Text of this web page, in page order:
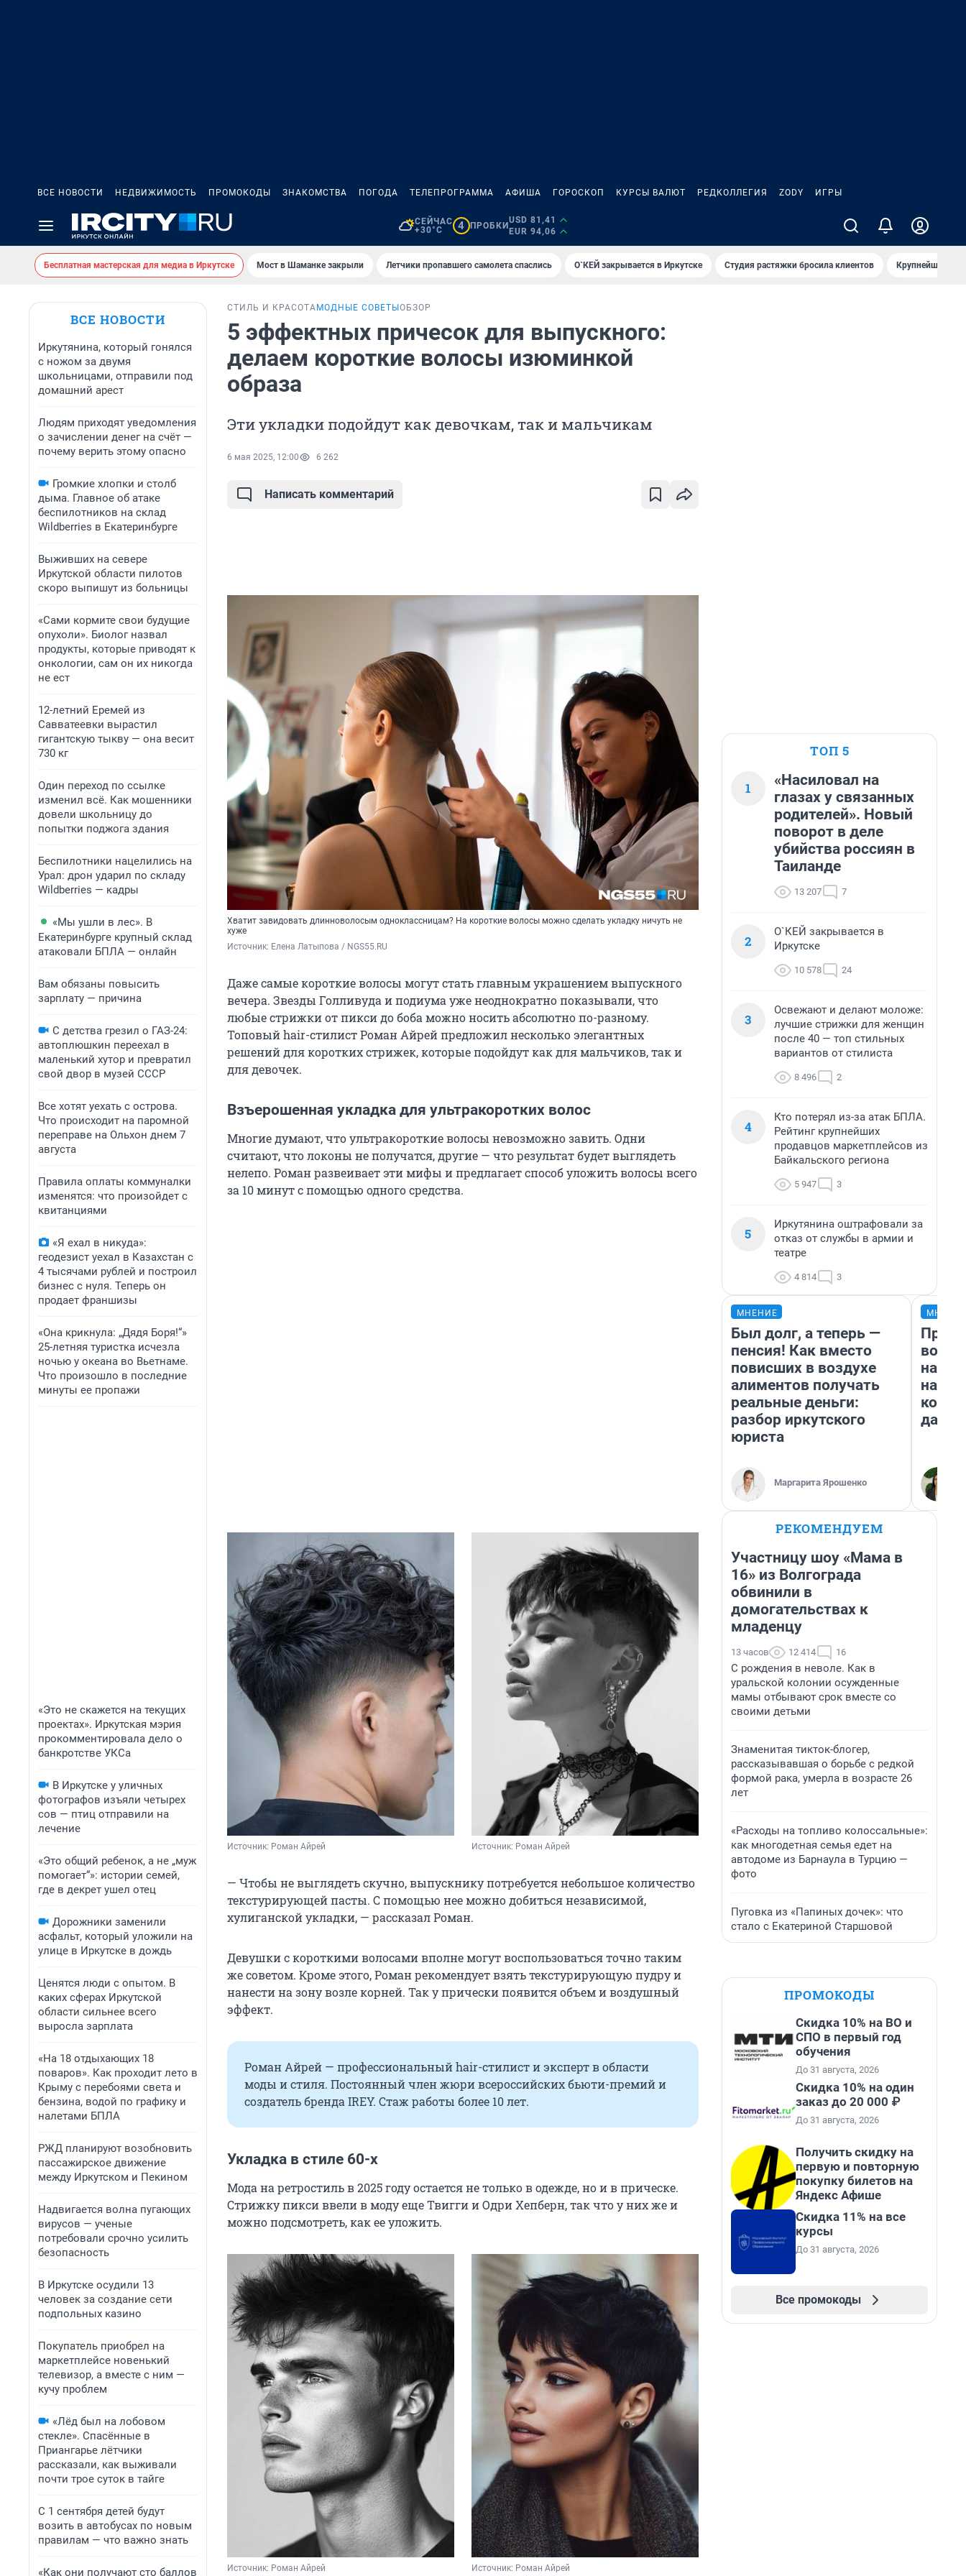
ВСЕ НОВОСТИ НЕДВИЖИМОСТЬ ПРОМОКОДЫ ЗНАКОМСТВА ПОГОДА ТЕЛЕПРОГРАММА АФИША ГОРОСКОП КУРСЫ ВАЛЮТ РЕДКОЛЛЕГИЯ ZODY ИГРЫ
СЕЙЧАС
+30°C
4 ПРОБКИ
USD 81,41
EUR 94,06
Бесплатная мастерская для медиа в Иркутске Мост в Шаманке закрыли Летчики пропавшего самолета спаслись О`КЕЙ закрывается в Иркутске Студия растяжки бросила клиентов Крупнейшие
ВСЕ НОВОСТИ
Иркутянина, который гонялся
с ножом за двумя
школьницами, отправили под
домашний арест
Людям приходят уведомления
о зачислении денег на счёт —
почему верить этому опасно
Громкие хлопки и столб
дыма. Главное об атаке
беспилотников на склад
Wildberries в Екатеринбурге
Выживших на севере
Иркутской области пилотов
скоро выпишут из больницы
«Сами кормите свои будущие
опухоли». Биолог назвал
продукты, которые приводят к
онкологии, сам он их никогда
не ест
12-летний Еремей из
Савватеевки вырастил
гигантскую тыкву — она весит
730 кг
Один переход по ссылке
изменил всё. Как мошенники
довели школьницу до
попытки поджога здания
Беспилотники нацелились на
Урал: дрон ударил по складу
Wildberries — кадры
«Мы ушли в лес». В
Екатеринбурге крупный склад
атаковали БПЛА — онлайн
Вам обязаны повысить
зарплату — причина
С детства грезил о ГАЗ-24:
автоплюшкин переехал в
маленький хутор и превратил
свой двор в музей СССР
Все хотят уехать с острова.
Что происходит на паромной
переправе на Ольхон днем 7
августа
Правила оплаты коммуналки
изменятся: что произойдет с
квитанциями
«Я ехал в никуда»:
геодезист уехал в Казахстан с
4 тысячами рублей и построил
бизнес с нуля. Теперь он
продает франшизы
«Она крикнула: „Дядя Боря!“»
25-летняя туристка исчезла
ночью у океана во Вьетнаме.
Что произошло в последние
минуты ее пропажи
«Это не скажется на текущих
проектах». Иркутская мэрия
прокомментировала дело о
банкротстве УКСа
В Иркутске у уличных
фотографов изъяли четырех
сов — птиц отправили на
лечение
«Это общий ребенок, а не „муж
помогает“»: истории семей,
где в декрет ушел отец
Дорожники заменили
асфальт, который уложили на
улице в Иркутске в дождь
Ценятся люди с опытом. В
каких сферах Иркутской
области сильнее всего
выросла зарплата
«На 18 отдыхающих 18
поваров». Как проходит лето в
Крыму с перебоями света и
бензина, водой по графику и
налетами БПЛА
РЖД планируют возобновить
пассажирское движение
между Иркутском и Пекином
Надвигается волна пугающих
вирусов — ученые
потребовали срочно усилить
безопасность
В Иркутске осудили 13
человек за создание сети
подпольных казино
Покупатель приобрел на
маркетплейсе новенький
телевизор, а вместе с ним —
кучу проблем
«Лёд был на лобовом
стекле». Спасённые в
Приангарье лётчики
рассказали, как выживали
почти трое суток в тайге
С 1 сентября детей будут
возить в автобусах по новым
правилам — что важно знать
«Как они получают сто баллов
СТИЛЬ И КРАСОТА МОДНЫЕ СОВЕТЫ ОБЗОР
5 эффектных причесок для выпускного:
делаем короткие волосы изюминкой
образа
Эти укладки подойдут как девочкам, так и мальчикам
6 мая 2025, 12:00 6 262
Написать комментарий
Хватит завидовать длинноволосым одноклассницам? На короткие волосы можно сделать укладку ничуть не
хуже
Источник: Елена Латыпова / NGS55.RU
Даже самые короткие волосы могут стать главным украшением выпускного
вечера. Звезды Голливуда и подиума уже неоднократно показывали, что
любые стрижки от пикси до боба можно носить абсолютно по-разному.
Топовый hair-стилист Роман Айрей предложил несколько элегантных
решений для коротких стрижек, которые подойдут как для мальчиков, так и
для девочек.
Взъерошенная укладка для ультракоротких волос
Многие думают, что ультракороткие волосы невозможно завить. Одни
считают, что локоны не получатся, другие — что результат будет выглядеть
нелепо. Роман развеивает эти мифы и предлагает способ уложить волосы всего
за 10 минутс помощью одного средства.
Источник: Роман Айрей Источник: Роман Айрей
— Чтобы не выглядеть скучно, выпускнику потребуется небольшое количество
текстурирующей пасты. С помощью нее можно добиться независимой,
хулиганской укладки, — рассказал Роман.
Девушки с короткими волосами вполне могут воспользоваться точно таким
же советом. Кроме этого, Роман рекомендует взять текстурирующую пудру и
нанести на зону возле корней. Так у прически появится объем и воздушный
эффект.
Роман Айрей — профессиональный hair-стилист и эксперт в области
моды и стиля. Постоянный член жюри всероссийских бьюти-премий и
создатель бренда IREY. Стаж работы более 10 лет.
Укладка в стиле 60-х
Мода на ретростиль в 2025 году остается не только в одежде, но и в прическе.
Стрижку пикси ввели в моду еще Твигги и Одри Хепберн, так что у них же и
можно подсмотреть, как ее уложить.
Источник: Роман Айрей Источник: Роман Айрей
ТОП 5
1
«Насиловал на
глазах у связанных
родителей». Новый
поворот в деле
убийства россиян в
Таиланде
13 207 7
2
О`КЕЙ закрывается в
Иркутске
10 578 24
3
Освежают и делают моложе:
лучшие стрижки для женщин
после 40 — топ стильных
вариантов от стилиста
8 496 2
4
Кто потерял из-за атак БПЛА.
Рейтинг крупнейших
продавцов маркетплейсов из
Байкальского региона
5 947 3
5
Иркутянина оштрафовали за
отказ от службы в армии и
театре
4 814 3
МНЕНИЕ
Был долг, а теперь —
пенсия! Как вместо
повисших в воздухе
алиментов получать
реальные деньги:
разбор иркутского
юриста
Маргарита Ярошенко
нам
даже
РЕКОМЕНДУЕМ
Участницу шоу «Мама в
16» из Волгограда
обвинили в
домогательствах к
младенцу
13 часов 12 414 16
С рождения в неволе. Как в
уральской колонии осужденные
мамы отбывают срок вместе со
своими детьми
Знаменитая тикток-блогер,
рассказывавшая о борьбе с редкой
формой рака, умерла в возрасте 26
лет
«Расходы на топливо колоссальные»:
как многодетная семья едет на
автодоме из Барнаула в Турцию —
фото
Пуговка из «Папиных дочек»: что
стало с Екатериной Старшовой
ПРОМОКОДЫ
Скидка 10% на ВО и
СПО в первый год
обучения
До 31 августа, 2026
Скидка 10% на один
заказ до 20 000 ₽
До 31 августа, 2026
Получить скидку на
первую и повторную
покупку билетов на
Яндекс Афише
Скидка 11% на все
курсы
До 31 августа, 2026
Все промокоды